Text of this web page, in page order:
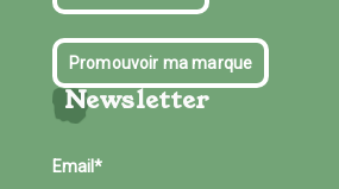
Promouvoir ma marque
Newsletter